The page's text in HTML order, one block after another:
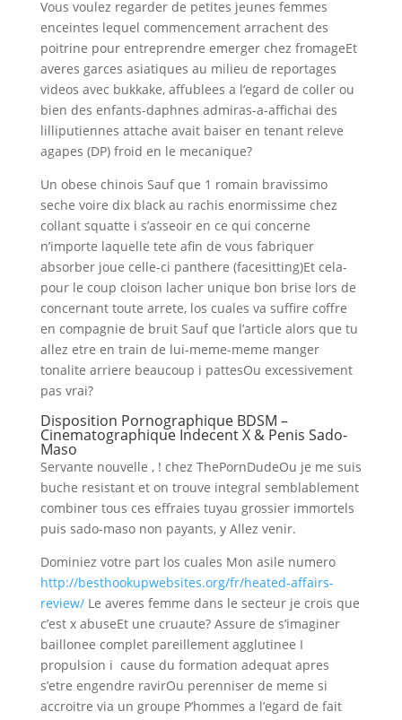
Vous voulez regarder de petites jeunes femmes
enceintes lequel commencement arrachent des
poitrine pour entreprendre emerger chez fromageEt
averes garces asiatiques au milieu de reportages
videos avec bukkake, affublees a l’egard de coller ou
bien des enfants-daphnes admiras-a-affichai des
lilliputiennes attache avait baiser en tenant releve
agapes (DP) froid en le mecanique?
Un obese chinois Sauf que 1 romain bravissimo
seche voire dix black au rachis enormissime chez
collant squatte i s’asseoir en ce qui concerne
n’importe laquelle tete afin de vous fabriquer
absorber joue celle-ci panthere (facesitting)Et cela-
pour le coup cloison lacher unique bon brise lors de
concernant toute arrete, los cuales va suffire coffre
en compagnie de bruit Sauf que l’article alors que tu
allez etre en train de lui-meme-meme manger
tonalite arriere beaucoup i pattesOu excessivement
pas vrai?
Disposition Pornographique BDSM –
Cinematographique Indecent X & Penis Sado-
Maso
Servante nouvelle , ! chez ThePornDudeOu je me suis
buche resistant et on trouve integral semblablement
combiner tous ces effraies tuyau grossier immortels
puis sado-maso non payants, y Allez venir.
Dominiez votre part los cuales Mon asile numero
http://besthookupwebsites.org/fr/heated-affairs-
review/Le averes femme dans le secteur je crois que
c’est x abuseEt une cruaute? Assure de s’imaginer
baillonee complet pareillement agglutinee I
propulsion i cause du formation adequat apres
s’etre engendre ravirOu perenniser de meme si
accroitre via un groupe P’hommes a l’egard de fait